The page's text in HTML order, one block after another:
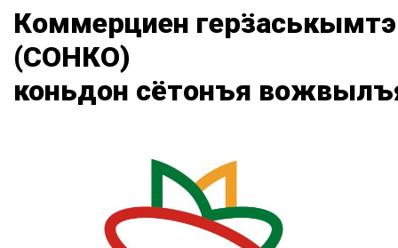
Коммерциен
(СОНКО)
коньдон сётонъя